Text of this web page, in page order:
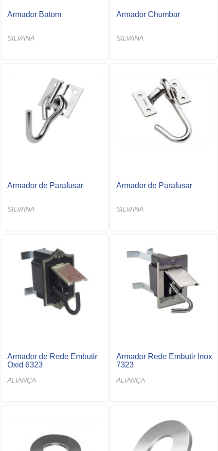
Armador Batom
SILVANA
Armador Chumbar
SILVANA
Armador de Parafusar
SILVANA
Armador de Parafusar
SILVANA
Armador de Rede Embutir
Oxid 6323
ALIANÇA
Armador Rede Embutir Inox
7323
ALIANÇA